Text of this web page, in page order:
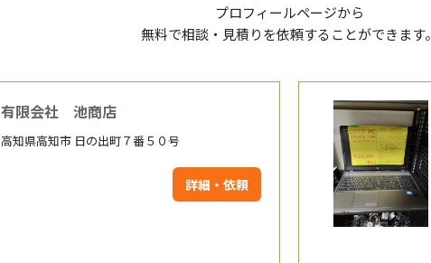
プロフィールページから
無料で相談・見積りを依頼することができます。
有限会社 池商店
高知県高知市 日の出町７番５０号
詳細・依頼